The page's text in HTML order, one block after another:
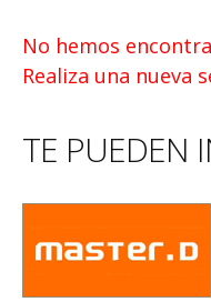
No hemos
Realiza una nueva
TE PUEDEN